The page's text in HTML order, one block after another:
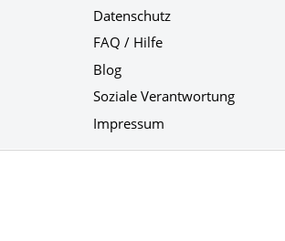
Datenschutz
FAQ / Hilfe
Blog
Soziale Verantwortung
Impressum